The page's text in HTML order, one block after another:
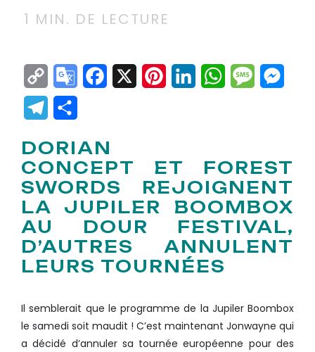
1 MIN. DE LECTURE
Copy
Link
GoogleFacebook
X Pinterest
LinkedInWhatsApp
Telegram
DORIAN
CONCEPT ET FOREST
SWORDS REJOIGNENT
LA JUPILER BOOMBOX
AU DOUR FESTIVAL,
D’AUTRES ANNULENT
LEURS TOURNÉES
Il semblerait que le programme de la Jupiler Boombox
le samedi soit maudit ! C’est maintenant Jonwayne qui
a décidé d’annuler sa tournée européenne pour des